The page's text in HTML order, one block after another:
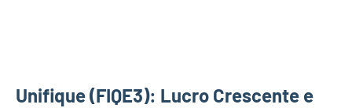
Unifique (FIQE3): Lucro Crescente e